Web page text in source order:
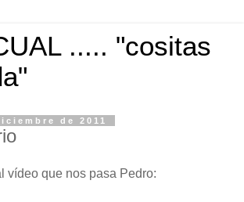
..... "cositas
de 2011
vídeo que nos pasa Pedro: